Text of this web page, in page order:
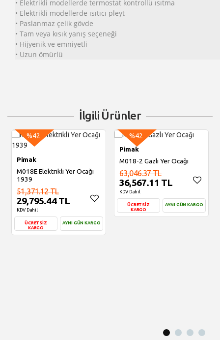
• Elektrikli modellerde termostat kontrollü ısıtma
• Elektrikli modellerde ısıtıcı pleyt
• Paslanmaz çelik gövde
• Tam veya kısık yanış seçeneği
• Hijyenik ve emniyetli
• Uzun ömürlü
İlgili Ürünler
%42
Pimak
M018E Elektrikli Yer Ocağı
1939
51,371.12 TL
29,795.44 TL
KDV Dahil
ÜCRETSİZ
KARGO
AYNI GÜN KARGO
%42
Pimak
M018-2 Gazlı Yer Ocağı
63,046.37 TL
36,567.11 TL
KDV Dahil
ÜCRETSİZ
KARGO
AYNI GÜN KARGO